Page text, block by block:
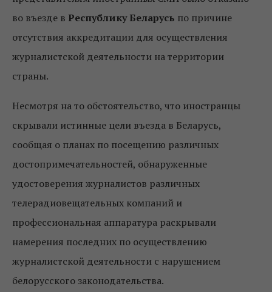
во въезде в Республику Беларусь по причине
отсутствия аккредитации для осуществления
журналистской деятельности на территории
страны.
Несмотря на то обстоятельство, что иностранцы
скрывали истинные цели въезда в Беларусь,
сообщая о планах по посещению различных
достопримечательностей, обнаруженные
удостоверения журналистов различных
телерадиовещательных компаний и
профессиональная аппаратура раскрывали
намерения последних по осуществлению
журналистской деятельности с нарушением
белорусского законодательства.